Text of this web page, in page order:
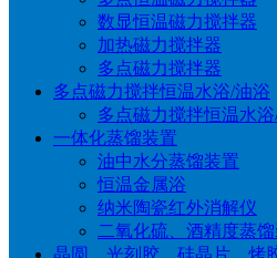
数显恒温磁力搅拌器
加热磁力搅拌器
多点磁力搅拌器
多点磁力搅拌恒温水浴/油浴
多点磁力搅拌恒温水
一体化蒸馏装置
油中水分蒸馏装置
恒温金属浴
纳米陶瓷红外消解仪
二氧化硫、酒精度蒸
晶圆、光刻胶、硅晶片、烤